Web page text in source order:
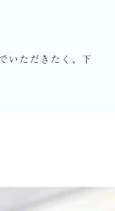
いただきたく、下